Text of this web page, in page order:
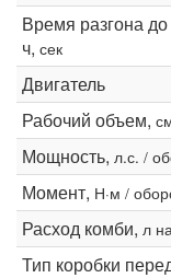
Время разгона
ч, сек
Двигатель
Рабочий объем,
Мощность, л.с. /
Момент, Н·м /
Расход комби, л
Тип коробки